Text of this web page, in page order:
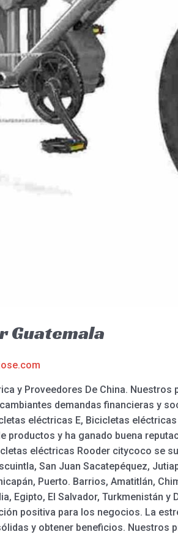
Guatemala
y Proveedores De China.
demandas financieras y
eléctricas E, Bicicletas
productos y ha ganado buena
eléctricas Rooder citycoco se
San Juan Sacatepéquez,
Puerto. Barrios, Amatitlán,
Egipto, El Salvador, Turkmenistán
positiva para los negocios. La
y obtener beneficios. Nuestros